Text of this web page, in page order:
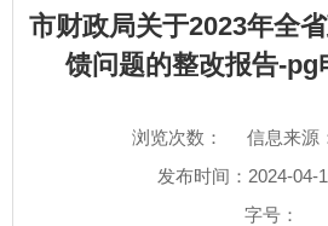
市财政局关于2023年全
馈问题的整改报告-pg
浏览次数：
信息来源
发布时间：2024-04-
字号：